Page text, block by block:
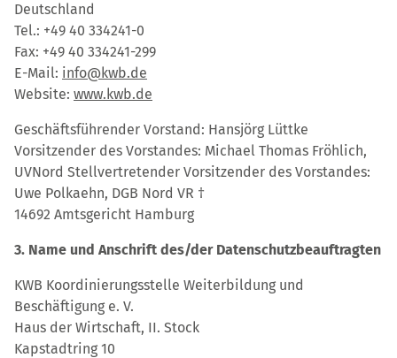
Deutschland
Tel.: +49 40 334241-0
Fax: +49 40 334241-299
E-Mail: info@kwb.de
Website: www.kwb.de
Geschäftsführender Vorstand: Hansjörg Lüttke
Vorsitzender des Vorstandes: Michael Thomas Fröhlich,
UVNord Stellvertretender Vorsitzender des Vorstandes:
Uwe Polkaehn, DGB Nord VR †
14692 Amtsgericht Hamburg
3. Name und Anschrift des/der Datenschutzbeauftragten
KWB Koordinierungsstelle Weiterbildung und
Beschäftigung e. V.
Haus der Wirtschaft, II. Stock
Kapstadtring 10